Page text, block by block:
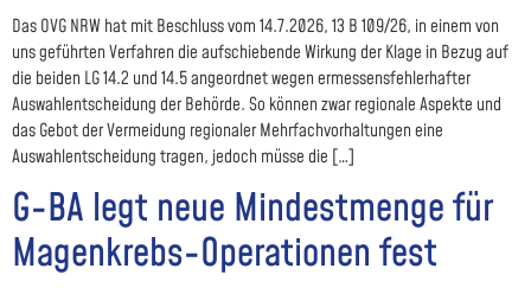
Das OVG NRW hat mit Beschluss vom 14.7.2026, 13 B 109/26, in einem von
uns geführten Verfahren die aufschiebende Wirkung der Klage in Bezug auf
die beiden LG 14.2 und 14.5 angeordnet wegen ermessensfehlerhafter
Auswahlentscheidung der Behörde. So können zwar regionale Aspekte und
das Gebot der Vermeidung regionaler Mehrfachvorhaltungen eine
Auswahlentscheidung tragen, jedoch müsse die […]
G-BA legt neue Mindestmenge für
Magenkrebs-Operationen fest